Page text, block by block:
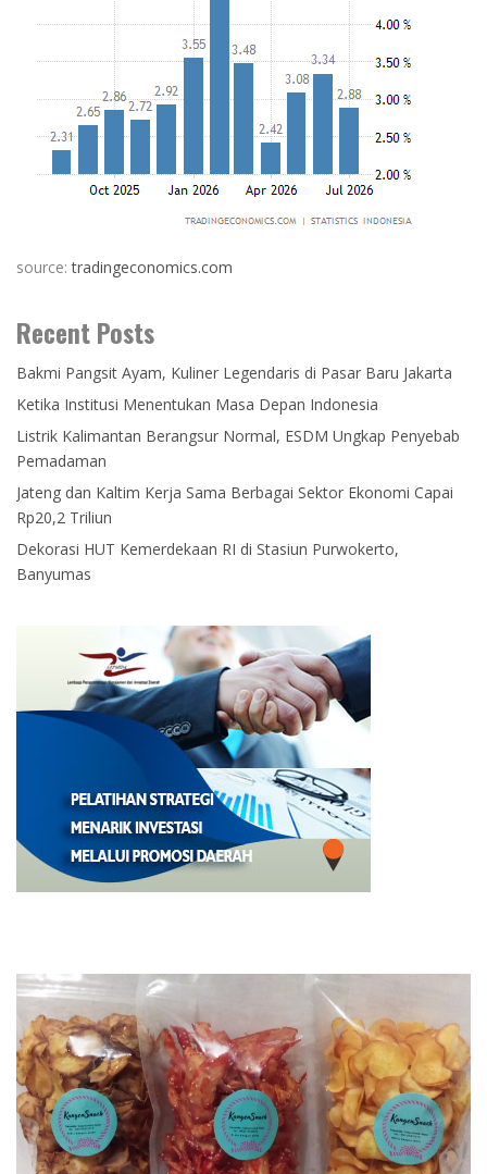
source:tradingeconomics.com
Recent Posts
Bakmi Pangsit Ayam, Kuliner Legendaris di Pasar Baru Jakarta
Ketika Institusi Menentukan Masa Depan Indonesia
Listrik Kalimantan Berangsur Normal, ESDM Ungkap Penyebab
Pemadaman
Jateng dan Kaltim Kerja Sama Berbagai Sektor Ekonomi Capai
Rp20,2 Triliun
Dekorasi HUT Kemerdekaan RI di Stasiun Purwokerto,
Banyumas